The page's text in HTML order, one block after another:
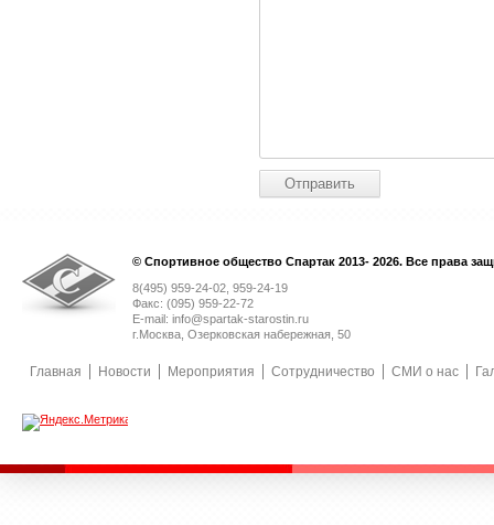
© Спортивное общество Спартак 2013- 2026. Все права
8(495) 959-24-02, 959-24-19
Факс: (095) 959-22-72
E-mail: info@spartak-starostin.ru
г.Москва, Озерковская набережная, 50
Главная Новости Мероприятия Сотрудничество СМИ о нас